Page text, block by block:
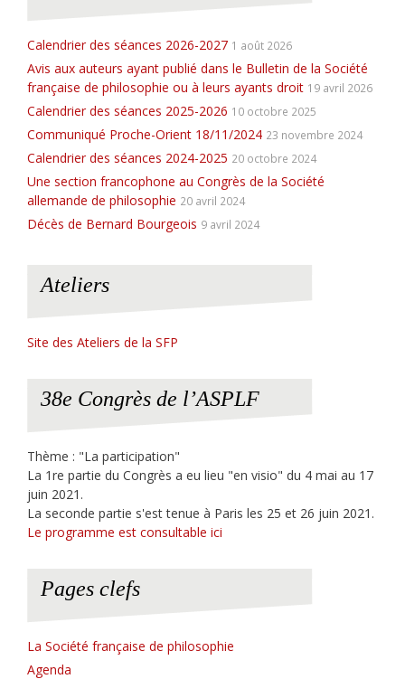
Calendrier des séances 2026-2027 1 août 2026
Avis aux auteurs ayant publié dans le Bulletin de la Société
française de philosophie ou à leurs ayants droit 19 avril 2026
Calendrier des séances 2025-2026 10 octobre 2025
Communiqué Proche-Orient 18/11/2024 23 novembre 2024
Calendrier des séances 2024-2025 20 octobre 2024
Une section francophone au Congrès de la Société
allemande de philosophie 20 avril 2024
Décès de Bernard Bourgeois 9 avril 2024
Ateliers
Site des Ateliers de la SFP
38e Congrès de l’ASPLF
Thème : "La participation"
La 1re partie du Congrès a eu lieu "en visio" du 4 mai au 17
juin 2021.
La seconde partie s'est tenue à Paris les 25 et 26 juin 2021.
Le programme est consultable ici
Pages clefs
La Société française de philosophie
Agenda